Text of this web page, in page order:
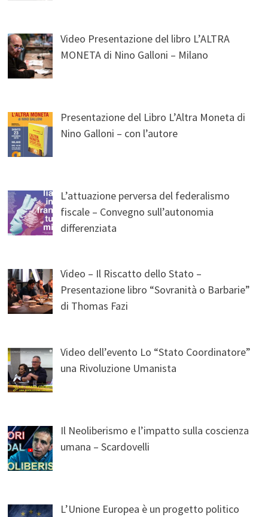
Video Presentazione del libro L’ALTRA
MONETA di Nino Galloni – Milano
Presentazione del Libro L’Altra Moneta di
Nino Galloni – con l’autore
L’attuazione perversa del federalismo
fiscale – Convegno sull’autonomia
differenziata
Video – Il Riscatto dello Stato –
Presentazione libro “Sovranità o Barbarie”
di Thomas Fazi
Video dell’evento Lo “Stato Coordinatore”
una Rivoluzione Umanista
Il Neoliberismo e l’impatto sulla coscienza
umana – Scardovelli
L’Unione Europea è un progetto politico